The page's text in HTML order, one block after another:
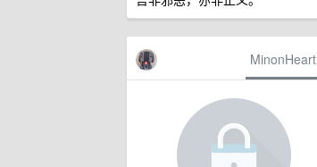
MinonHeart